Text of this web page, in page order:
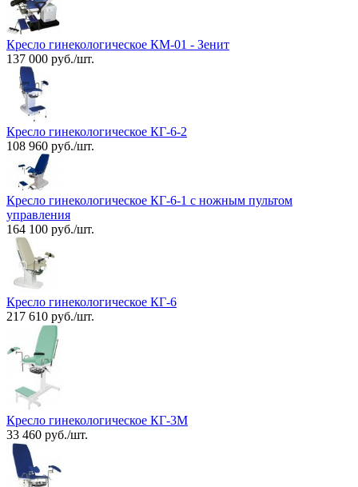
Кресло гинекологическое КМ-01 - Зенит
137 000 руб./шт.
Кресло гинекологическое КГ-6-2
108 960 руб./шт.
Кресло гинекологическое КГ-6-1 с ножным пультом
управления
164 100 руб./шт.
Кресло гинекологическое КГ-6
217 610 руб./шт.
Кресло гинекологическое КГ-3М
33 460 руб./шт.